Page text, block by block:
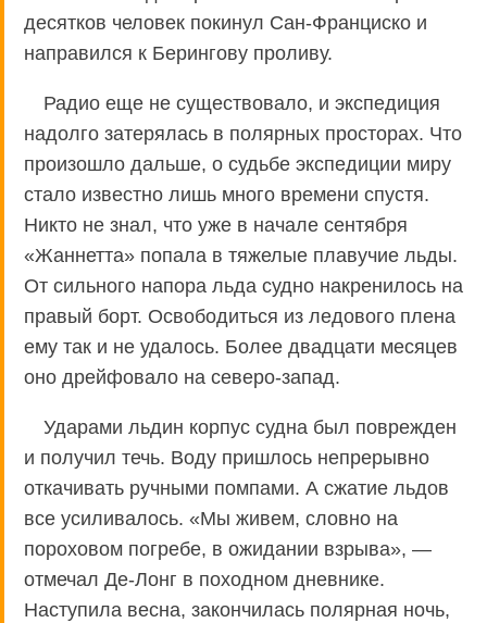
десятков человек покинул Сан-Франциско и
направился к Берингову проливу.
Радио еще не существовало, и экспедиция
надолго затерялась в полярных просторах. Что
произошло дальше, о судьбе экспедиции миру
стало известно лишь много времени спустя.
Никто не знал, что уже в начале сентября
«Жаннетта» попала в тяжелые плавучие льды.
От сильного напора льда судно накренилось на
правый борт. Освободиться из ледового плена
ему так и не удалось. Более двадцати месяцев
оно дрейфовало на северо-запад.
Ударами льдин корпус судна был поврежден
и получил течь. Воду пришлось непрерывно
откачивать ручными помпами. А сжатие льдов
все усиливалось. «Мы живем, словно на
пороховом погребе, в ожидании взрыва», —
отмечал Де-Лонг в походном дневнике.
Наступила весна, закончилась полярная ночь,